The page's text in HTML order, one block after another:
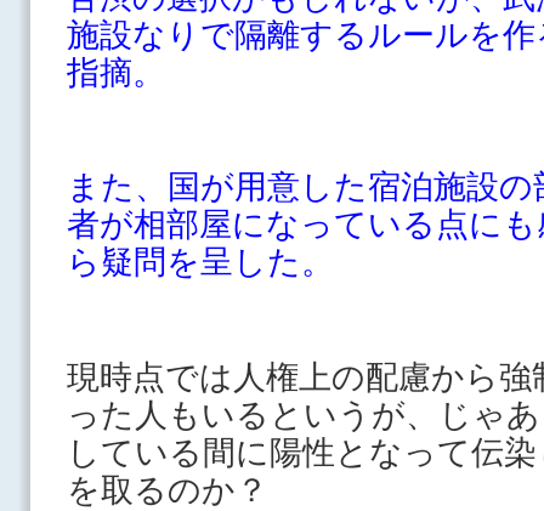
施設なりで隔離するルールを
指摘。
また、国が用意した宿泊施設
者が相部屋になっている点に
ら疑問を呈した。
現時点では人権上の配慮から
った人もいるというが、じゃ
している間に陽性となって伝
を取るのか？